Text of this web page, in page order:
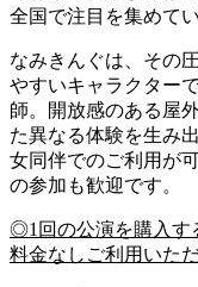
全国で注目を集めてい
なみきんぐは、その
やすいキャラクター
師。開放感のある屋
た異なる体験を生み
女同伴でのご利用が
の参加も歓迎です。
◎1回の公演を購入す
料金なしご利用いた